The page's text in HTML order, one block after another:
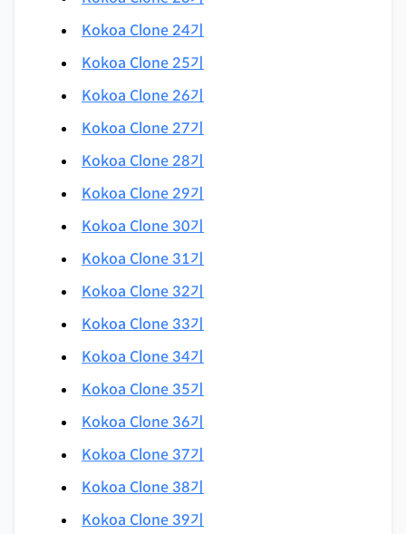
Kokoa Clone 24기
Kokoa Clone 25기
Kokoa Clone 26기
Kokoa Clone 27기
Kokoa Clone 28기
Kokoa Clone 29기
Kokoa Clone 30기
Kokoa Clone 31기
Kokoa Clone 32기
Kokoa Clone 33기
Kokoa Clone 34기
Kokoa Clone 35기
Kokoa Clone 36기
Kokoa Clone 37기
Kokoa Clone 38기
Kokoa Clone 39기